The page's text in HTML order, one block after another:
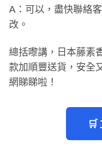
A：可以，盡快聯絡
改。
總括嚟講，日本藤素
款加順豐送貨，安全
網睇睇啦！
🛒